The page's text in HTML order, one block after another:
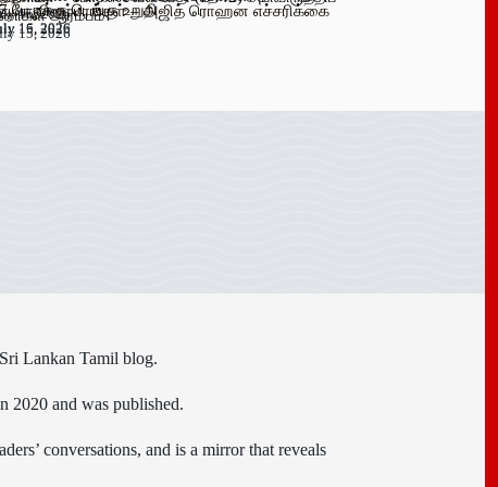
பேருக்கு டெங்கு உறுதி
16, 2026
விளம்பரங்கள் – அஜித் ரொஹன எச்சரிக்கை
15, 2026
15, 2026ஆரம்பம்!
15, 2026
Lankan Tamil blog.
2020 and was published.
conversations, and is a mirror that reveals